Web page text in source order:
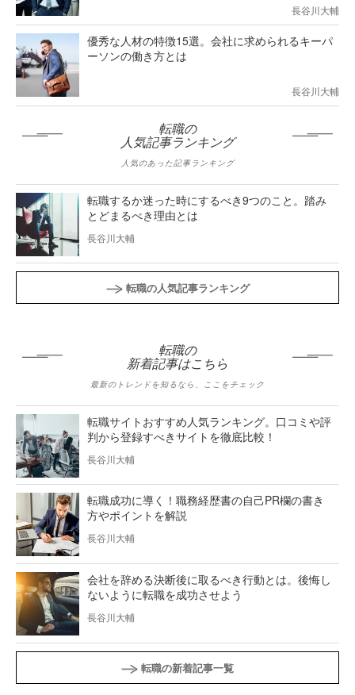
長谷川大輔
優秀な人材の特徴15選。会社に求められるキーパ
ーソンの働き方とは
長谷川大輔
転職の
人気記事ランキング
人気のあった記事ランキング
転職するか迷った時にするべき9つのこと。踏み
とどまるべき理由とは
長谷川大輔
転職の人気記事ランキング
転職の
新着記事はこちら
最新のトレンドを知るなら、ここをチェック
転職サイトおすすめ人気ランキング。口コミや評
判から登録すべきサイトを徹底比較！
長谷川大輔
転職成功に導く！職務経歴書の自己PR欄の書き
方やポイントを解説
長谷川大輔
会社を辞める決断後に取るべき行動とは。後悔し
ないように転職を成功させよう
長谷川大輔
転職の新着記事一覧